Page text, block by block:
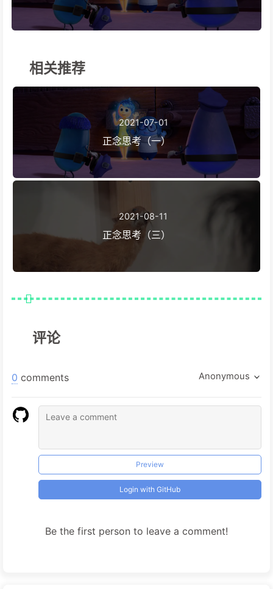
相关推荐
2021-07-01
正念思考（一）
2021-08-11
正念思考（三）
评论
0 comments Anonymous
Preview
Login with GitHub
Be the first person to leave a comment!